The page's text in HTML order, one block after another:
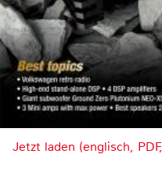
Jetzt laden (englisch,